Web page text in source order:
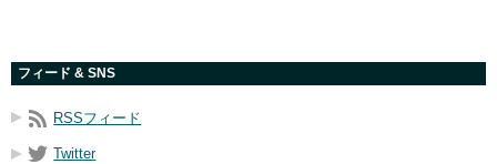
フィード & SNS
RSSフィード
Twitter